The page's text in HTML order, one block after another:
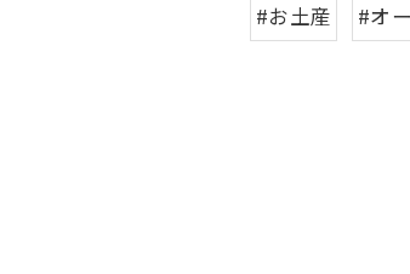
#お土産
#オ